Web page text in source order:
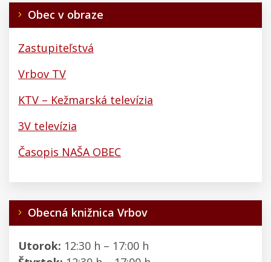
Obec v obraze
Zastupiteľstvá
Vrbov TV
KTV – Kežmarská televízia
3V televízia
Časopis NAŠA OBEC
Obecná knižnica Vrbov
Utorok: 12:30 h – 17:00 h